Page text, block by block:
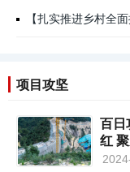
【扎实推进乡村全
项目攻坚
百日
红